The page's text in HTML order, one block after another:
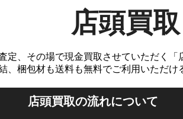
店頭買
定、その場で現金買取させていただく「
、梱包材も送料も無料でご利用いただ
店頭買取の流れについて